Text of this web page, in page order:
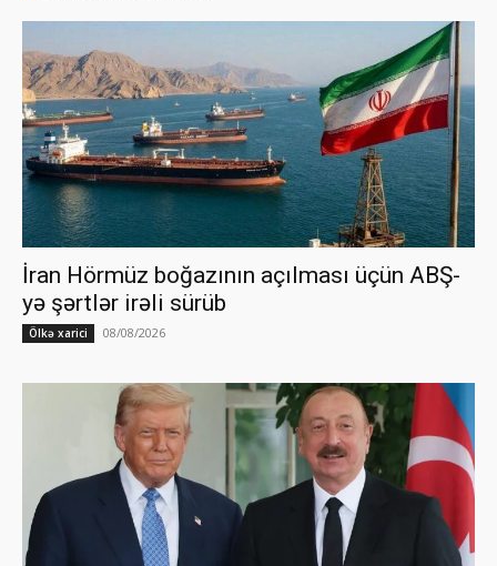
İran Hörmüz boğazının açılması üçün ABŞ-
yə şərtlər irəli sürüb
Ölkə xarici 08/08/2026